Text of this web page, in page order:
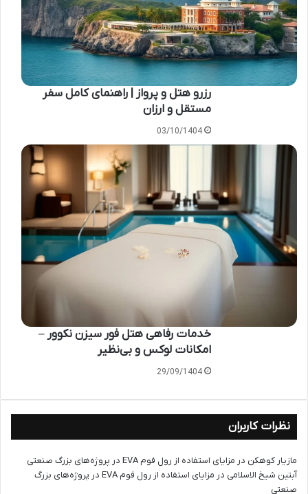
رزرو هتل و پرواز | راهنمای کامل سفر
مستقل و ارزان
03/10/1404
خدمات رفاهی هتل فور سیزن نکوور –
امکانات لوکس و بی‌نظیر
29/09/1404
نظرات کاربران
مازیار کوهکن در مزایای استفاده از رول فوم EVA در پروژه‌های بزرگ صنعتی
آبتین شیخ الاسلامی در
مزایای استفاده از رول فوم EVA در پروژه‌های بزرگ
صنعتی